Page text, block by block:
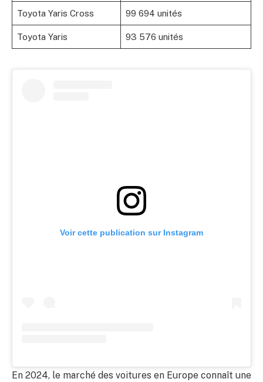
Toyota Yaris Cross 99 694 unités
Toyota Yaris 93 576 unités
Voir cette publication sur Instagram
En 2024, le marché des voitures en Europe connaît une